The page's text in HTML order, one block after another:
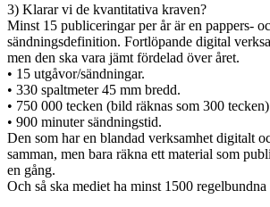
3) Klarar vi de kvantitativa kraven?
Minst 15 publiceringar per år är en pappers-
sändningsdefinition. Fortlöpande digital
men den ska vara jämt fördelad över året.
• 15 utgåvor/sändningar.
• 330 spaltmeter 45 mm bredd.
• 750 000 tecken (bild räknas som 300
• 900 minuter sändningstid.
Den som har en blandad verksamhet digitalt
samman, men bara räkna ett material som
en gång.
Och så ska mediet ha minst 1500 regelbundna